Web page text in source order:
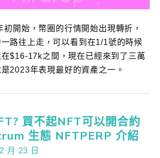
開始，幣圈的行情開始出現轉折，
路往上走，可以看到在1/1號的時候
$16-17k之間，現在已經來到了三萬
2023年表現最好的資產之一。
買不起NFT可以開合約
生態 NFTPERP 介紹
月 23 日